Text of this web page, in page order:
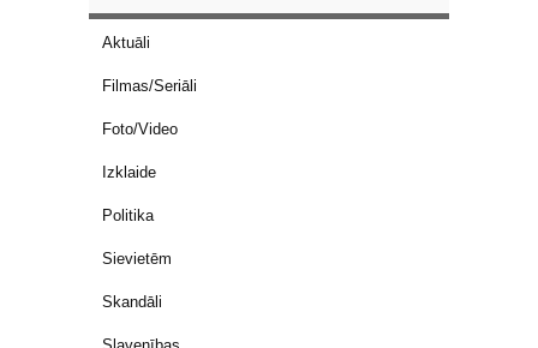
Aktuāli
Filmas/Seriāli
Foto/Video
Izklaide
Politika
Sievietēm
Skandāli